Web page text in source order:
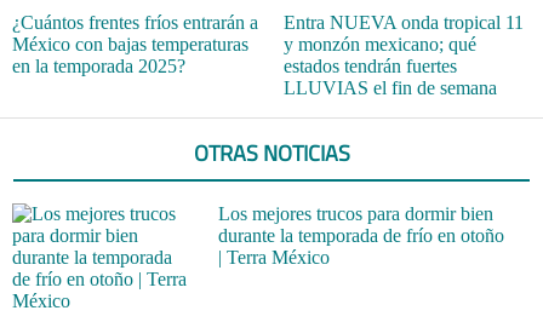
¿Cuántos frentes fríos entrarán a
México con bajas temperaturas
en la temporada 2025?
Entra NUEVA onda tropical 11
y monzón mexicano; qué
estados tendrán fuertes
LLUVIAS el fin de semana
OTRAS NOTICIAS
Los mejores trucos para dormir bien
durante la temporada de frío en otoño
| Terra México